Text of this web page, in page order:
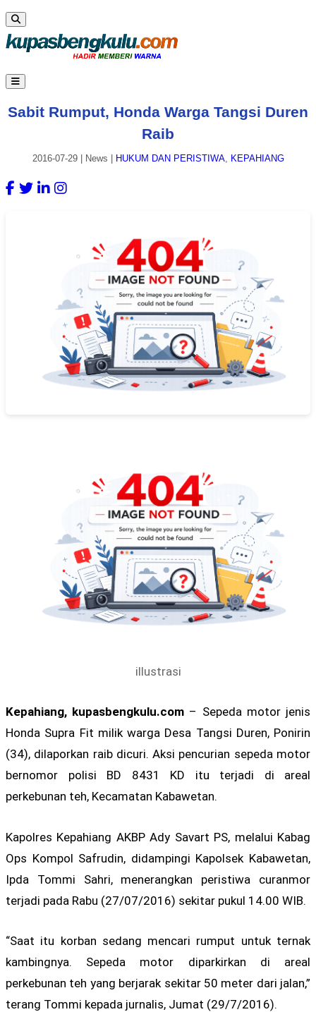
Sabit Rumput, Honda Warga Tangsi Duren
Raib
2016-07-29| News HUKUM DAN PERISTIWA, KEPAHIANG
illustrasi
Kepahiang, kupasbengkulu.com – Sepeda motor jenis
Honda Supra Fit milik warga Desa Tangsi Duren, Ponirin
(34), dilaporkan raib dicuri. Aksi pencurian sepeda motor
bernomor polisi BD 8431 KD itu terjadi di areal
perkebunan teh, Kecamatan Kabawetan.
Kapolres Kepahiang AKBP Ady Savart PS, melalui Kabag
Ops Kompol Safrudin, didampingi Kapolsek Kabawetan,
Ipda Tommi Sahri, menerangkan peristiwa curanmor
terjadi pada Rabu (27/07/2016) sekitar pukul 14.00 WIB.
“Saat itu korban sedang mencari rumput untuk ternak
kambingnya. Sepeda motor diparkirkan di areal
perkebunan teh yang berjarak sekitar 50 meter dari jalan,”
terang Tommi kepada jurnalis, Jumat (29/7/2016).